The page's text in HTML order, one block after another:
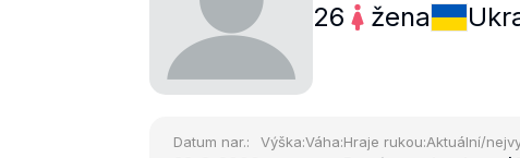
26 žena
Datum nar.:
Výška:Váha:Hraje rukou:Aktuální/